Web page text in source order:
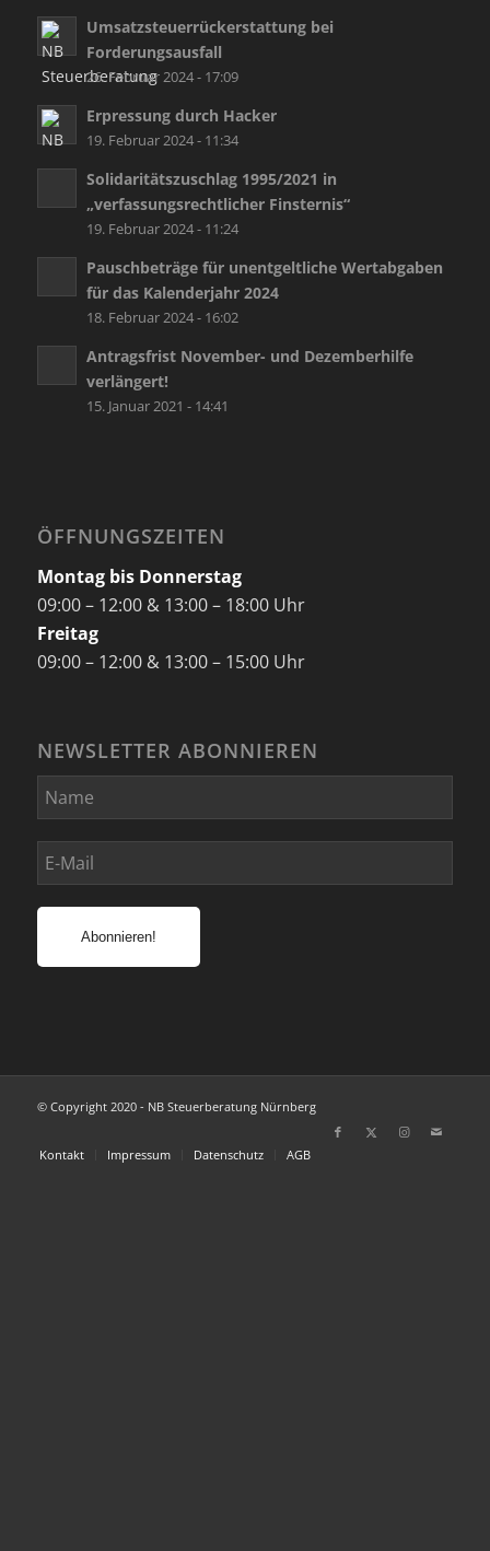
Umsatzsteuerrückerstattung bei
Forderungsausfall
26. Februar 2024 - 17:09
Erpressung durch Hacker
19. Februar 2024 - 11:34
Solidaritätszuschlag 1995/2021 in
„verfassungsrechtlicher Finsternis“
19. Februar 2024 - 11:24
Pauschbeträge für unentgeltliche Wertabgaben
für das Kalenderjahr 2024
18. Februar 2024 - 16:02
Antragsfrist November- und Dezemberhilfe
verlängert!
15. Januar 2021 - 14:41
ÖFFNUNGSZEITEN
Montag bis Donnerstag
09:00 – 12:00 & 13:00 – 18:00 Uhr
Freitag
09:00 – 12:00 & 13:00 – 15:00 Uhr
NEWSLETTER ABONNIEREN
© Copyright 2020 - NB Steuerberatung Nürnberg
Kontakt Impressum Datenschutz AGB